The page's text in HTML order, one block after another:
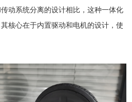
动系统分离的设计相比，这种一体化
核心在于内置驱动和电机的设计，使